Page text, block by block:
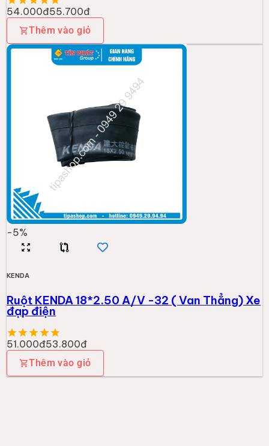
54.000đ55.700đ
Thêm vào giỏ
-5%
KENDA
Ruột KENDA 18*2.50 A/V -32 ( Van Thẳng) Xe
đạp điện
51.000đ53.800đ
Thêm vào giỏ